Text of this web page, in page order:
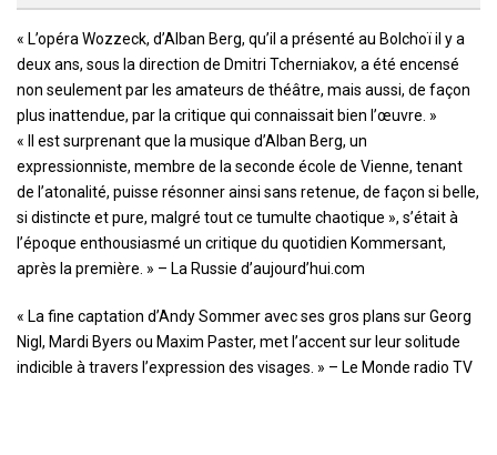
« L’opéra Wozzeck, d’Alban Berg, qu’il a présenté au Bolchoï il y a
deux ans, sous la direction de Dmitri Tcherniakov, a été encensé
non seulement par les amateurs de théâtre, mais aussi, de façon
plus inattendue, par la critique qui connaissait bien l’œuvre. »
« Il est surprenant que la musique d’Alban Berg, un
expressionniste, membre de la seconde école de Vienne, tenant
de l’atonalité, puisse résonner ainsi sans retenue, de façon si belle,
si distincte et pure, malgré tout ce tumulte chaotique », s’était à
l’époque enthousiasmé un critique du quotidien Kommersant,
après la première. » – La Russie d’aujourd’hui.com
« La fine captation d’Andy Sommer avec ses gros plans sur Georg
Nigl, Mardi Byers ou Maxim Paster, met l’accent sur leur solitude
indicible à travers l’expression des visages. » – Le Monde radio TV